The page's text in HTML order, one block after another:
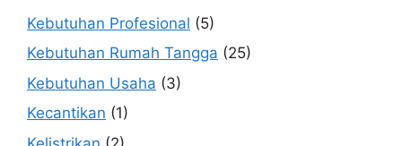
Kebutuhan Profesional (5)
Kebutuhan Rumah Tangga (25)
Kebutuhan Usaha (3)
Kecantikan (1)